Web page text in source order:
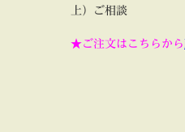
上）ご相談
★ご注文はこちらから